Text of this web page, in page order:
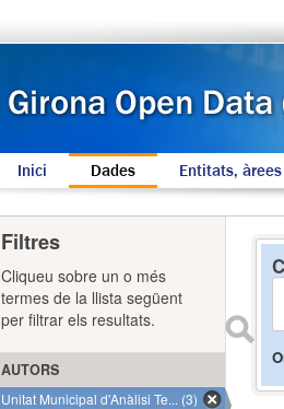
Inici Dades Entitats,
Filtres
Cliqueu sobre un o més
termes de la llista següent
per filtrar els resultats.
AUTORS
Unitat Municipal d'Anàlisi Te... (3)